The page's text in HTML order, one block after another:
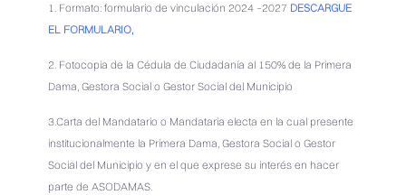
1. Formato: formulario de vinculación 2024 –2027 DESCARGUE
EL FORMULARIO,
2. Fotocopia de la Cédula de Ciudadanía al 150% de la Primera
Dama, Gestora Social o Gestor Social del Municipio
3.Carta del Mandatario o Mandataria electa en la cual presente
institucionalmente la Primera Dama, Gestora Social o Gestor
Social del Municipio y en el que exprese su interés en hacer
parte de ASODAMAS.